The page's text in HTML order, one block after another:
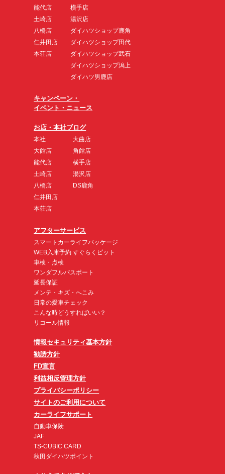
能代店
土崎店
八橋店
仁井田店
本荘店
横手店
湯沢店
ダイハツショップ鹿角
ダイハツショップ田代
ダイハツショップ武石
ダイハツショップ潟上
ダイハツ男鹿店
キャンペーン・
イベント・ニュース
お店・本社ブログ
本社
大館店
能代店
土崎店
八橋店
仁井田店
本荘店
大曲店
角館店
横手店
湯沢店
DS鹿角
アフターサービス
スマートカーライフパッケージ
WEB入庫予約 すぐらくピット
車検・点検
ワンダフルパスポート
延長保証
メンテ・キズ・へこみ
日常の愛車チェック
こんな時どうすればいい？
リコール情報
情報セキュリティ基本方針
勧誘方針
FD宣言
利益相反管理方針
プライバシーポリシー
サイトのご利用について
カーライフサポート
自動車保険
JAF
TS-CUBIC CARD
秋田ダイハツポイント